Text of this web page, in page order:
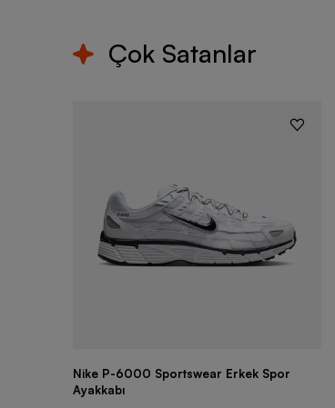
Çok Satanlar
Nike P-6000 Sportswear Erkek Spor
Ayakkabı